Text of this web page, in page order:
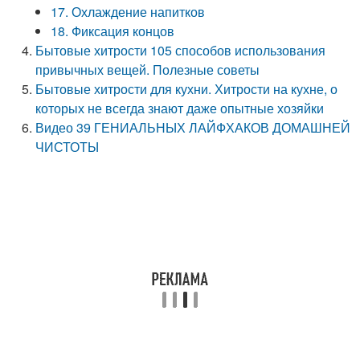
17. Охлаждение напитков
18. Фиксация концов
Бытовые хитрости 105 способов использования
привычных вещей. Полезные советы
Бытовые хитрости для кухни. Хитрости на кухне, о
которых не всегда знают даже опытные хозяйки
Видео 39 ГЕНИАЛЬНЫХ ЛАЙФХАКОВ ДОМАШНЕЙ
ЧИСТОТЫ